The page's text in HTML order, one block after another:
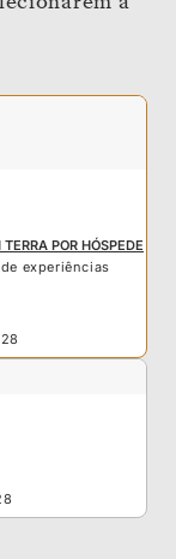
POR HÓSPEDE
experiências